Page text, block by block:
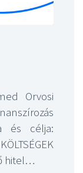
Orvosi
és célja:
hitel…